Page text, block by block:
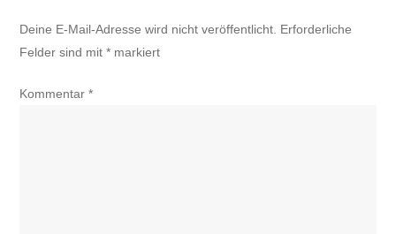
Deine E-Mail-Adresse wird nicht veröffentlicht. Erforderliche
Felder sind mit* markiert
Kommentar*